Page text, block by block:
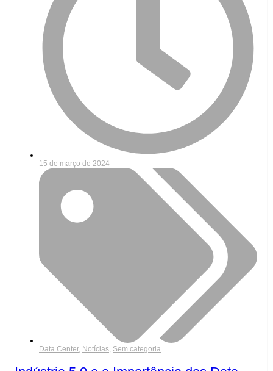
15 de março de 2024
Data Center, Notícias Sem categoria